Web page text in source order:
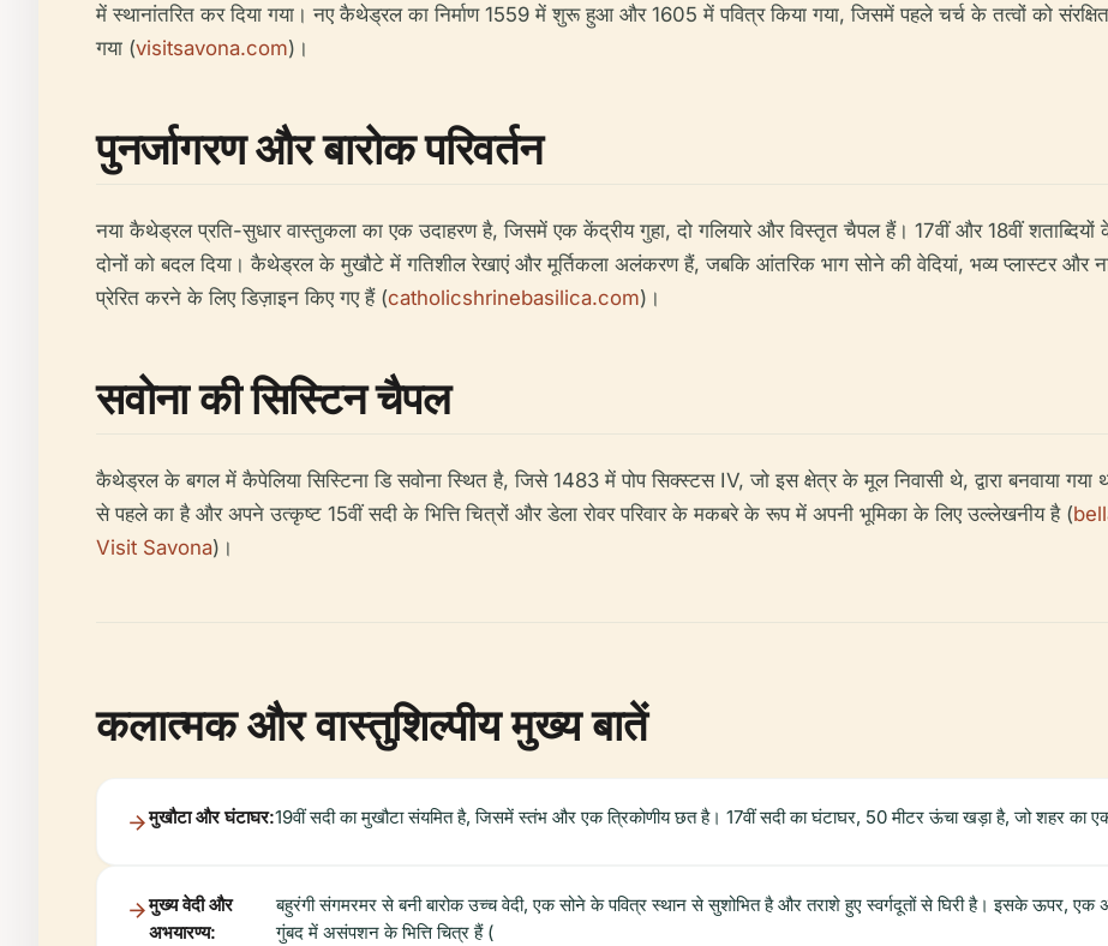
में स्थानांतरित कर दिया गया। नए कैथेड्रल का निर्माण 1559 में शुरू हुआ और 1605 में पवित्र किया गया, जिसमें पहले चर्च के तत्वों को
गया (visitsavona.com)।
पुनर्जागरण और बारोक परिवर्तन
नया कैथेड्रल प्रति-सुधार वास्तुकला का एक उदाहरण है, जिसमें एक केंद्रीय गुहा, दो गलियारे और विस्तृत चैपल हैं। 17वीं और 18वीं
दोनों को बदल दिया। कैथेड्रल के मुखौटे में गतिशील रेखाएं और मूर्तिकला अलंकरण हैं, जबकि आंतरिक भाग सोने की वेदियां, भव्य प्लास्टर और
प्रेरित करने के लिए डिज़ाइन किए गए हैं (catholicshrinebasilica.com)।
सवोना की सिस्टिन चैपल
कैथेड्रल के बगल में कैपेलिया सिस्टिना डि सवोना स्थित है, जिसे 1483 में पोप सिक्स्टस IV, जो इस क्षेत्र के मूल निवासी थे, द्वारा बनवाया
से पहले का है और अपने उत्कृष्ट 15वीं सदी के भित्ति चित्रों और डेला रोवर परिवार के मकबरे के रूप में अपनी भूमिका के लिए उल्लेखनीय है (
Visit Savona)।
कलात्मक और वास्तुशिल्पीय मुख्य बातें
मुखौटा और घंटाघर:19वीं सदी का मुखौटा संयमित है, जिसमें स्तंभ और एक त्रिकोणीय छत है। 17वीं सदी का घंटाघर, 50 मीटर ऊंचा खड़ा है, जो शहर का
मुख्य वेदी और
अभयारण्य:
बहुरंगी संगमरमर से बनी बारोक उच्च वेदी, एक सोने के पवित्र स्थान से सुशोभित है और तराशे हुए स्वर्गदूतों से घिरी है। इसके ऊपर, एक
गुंबद में असंपशन के भित्ति चित्र हैं (